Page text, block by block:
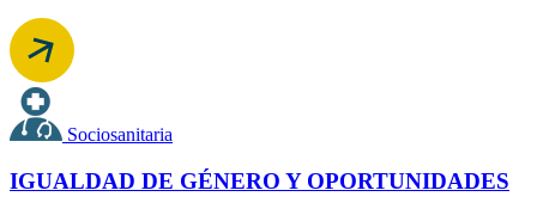
Sociosanitaria
IGUALDAD DE GÉNERO Y OPORTUNIDADES